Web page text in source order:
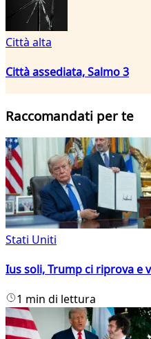
Città alta
Città assediata, Salmo 3
Raccomandati per te
Stati Uniti
Ius soli, Trump ci riprova e
1 min di lettura